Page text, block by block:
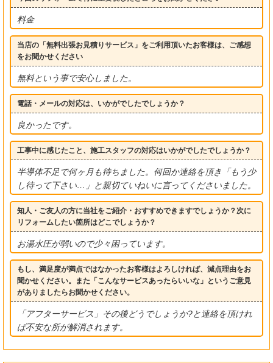
料金
当店の「無料出張お見積りサービス」をご利用頂いたお客様は、ご感想
をお聞かせください
無料という事で安心しました。
電話・メールの対応は、いかがでしたでしょうか？
良かったです。
工事中に感じたこと、施工スタッフの対応はいかがでしたでしょうか？
半導体不足で何ヶ月も待ちました。何回か連絡を頂き「もう少
し待って下さい…」と親切ていねいに言ってくださいました。
知人・ご友人の方に当社をご紹介・おすすめできますでしょうか？次に
リフォームしたい箇所はどこでしょうか？
お湯水圧が弱いので少々困っています。
もし、満足度が満点ではなかったお客様はよろしければ、減点理由をお
聞かせください。また「こんなサービスあったらいいな」というご意見
がありましたらお聞かせください。
「アフターサービス」その後どうでしょうか?と連絡を頂けれ
ば不安な所が解消されます。